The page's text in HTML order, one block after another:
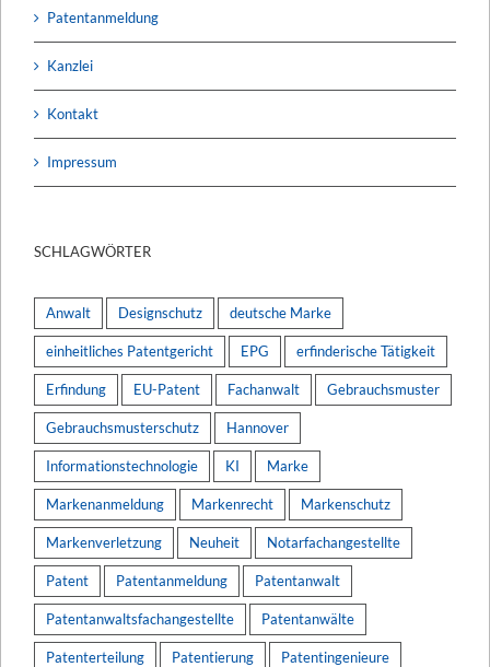
Patentanmeldung
Kanzlei
Kontakt
Impressum
SCHLAGWÖRTER
Anwalt Designschutz deutsche Marke
einheitliches Patentgericht EPG erfinderische Tätigkeit
Erfindung EU-Patent Fachanwalt Gebrauchsmuster
Gebrauchsmusterschutz Hannover
Informationstechnologie KI Marke
Markenanmeldung Markenrecht Markenschutz
Markenverletzung Neuheit Notarfachangestellte
Patent Patentanmeldung Patentanwalt
Patentanwaltsfachangestellte Patentanwälte
Patenterteilung Patentierung Patentingenieure